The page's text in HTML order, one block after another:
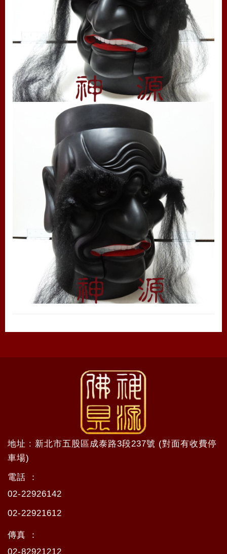
地址 : 新北市五股區成泰路3段237號 (對面有收費停
車場)
電話 ：
02-22926142
02-22921612
傳真 ：
02-82921212